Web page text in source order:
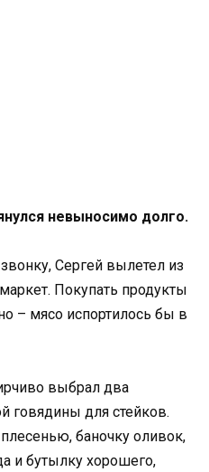
невыносимо долго.
Сергей вылетел из
Покупать продукты
– мясо испортилось бы в
выбрал два
говядины для стейков.
баночку оливок,
и бутылку хорошего,